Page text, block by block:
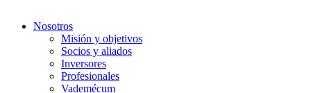
Nosotros
Misión y objetivos
Socios y aliados
Inversores
Profesionales
Vademécum